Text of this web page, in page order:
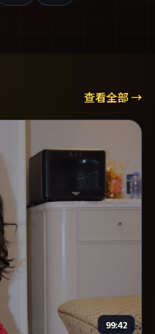
查看全部 →
99:42